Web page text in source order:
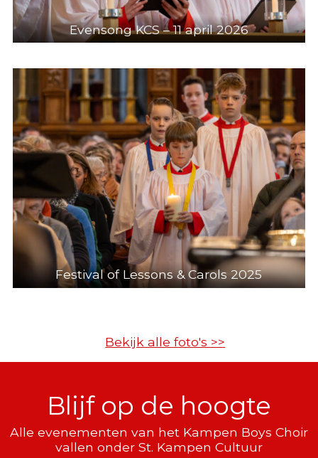
Evensong KCS – 11 april 2026
Festival of Lessons & Carols 2025
Bekijk alle foto's >>
Blijf op de hoogte
Alle evenementen van het Kampen Boys Choir
vallen onder St. Kampen Cultuur